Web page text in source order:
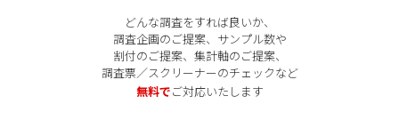
どんな調査をすれば良いか、
調査企画のご提案、サンプル数や
割付のご提案、集計軸のご提案、
調査票／スクリーナーのチェックなど
無料でご対応いたします